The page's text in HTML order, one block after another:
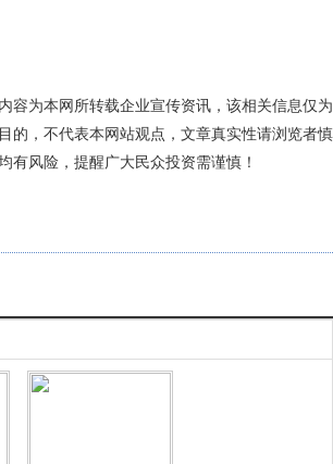
容为本网所转载企业宣传资讯，该相关信息仅为
的，不代表本网站观点，文章真实性请浏览者慎
有风险，提醒广大民众投资需谨慎！